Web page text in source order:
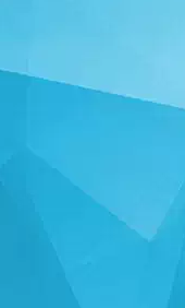
11255 ຄຳເຫັນ